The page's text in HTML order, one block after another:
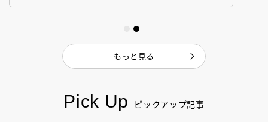
Pick Up ピックアップ記事
もっと見る